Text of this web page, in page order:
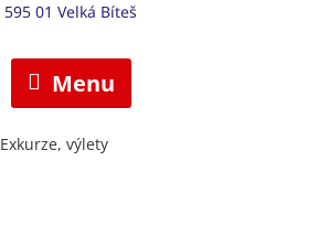
595 01 Velká Bíteš
Menu
Exkurze, výlety